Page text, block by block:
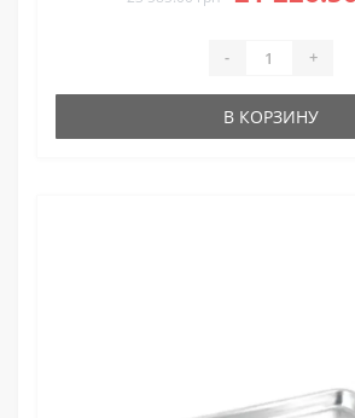
- +
В КОРЗИНУ